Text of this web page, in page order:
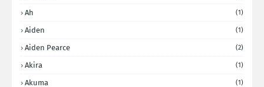
Ah (1)
Aiden (1)
Aiden Pearce (2)
Akira (1)
Akuma (1)